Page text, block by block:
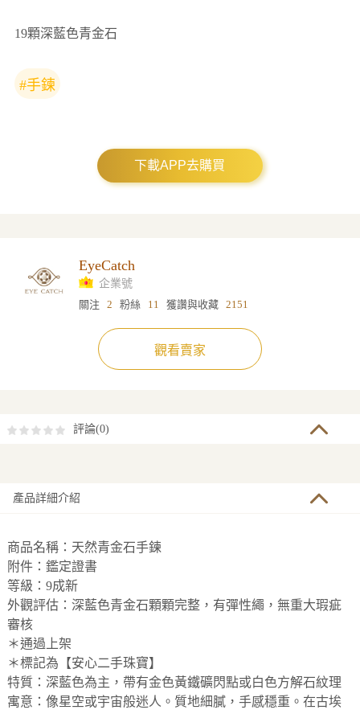
19顆深藍色青金石
#手鍊
下載APP去購買
EyeCatch
企業號
關注
2 粉絲 11 獲讚與收藏 2151
觀看賣家
評論(0)
產品詳細介紹
商品名稱：天然青金石手鍊
附件：鑑定證書
等級：9成新
外觀評估：深藍色青金石顆顆完整，有彈性繩，無重大瑕疵
審核
＊通過上架
＊標記為【安心二手珠寶】
特質：深藍色為主，帶有金色黃鐵礦閃點或白色方解石紋理
寓意：像星空或宇宙般迷人。質地細膩，手感穩重。在古埃